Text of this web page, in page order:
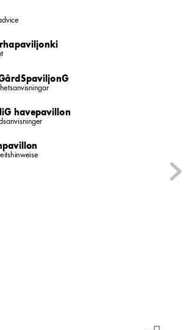
avillon
havepavillon
årdSpaviljonG
aviljonki